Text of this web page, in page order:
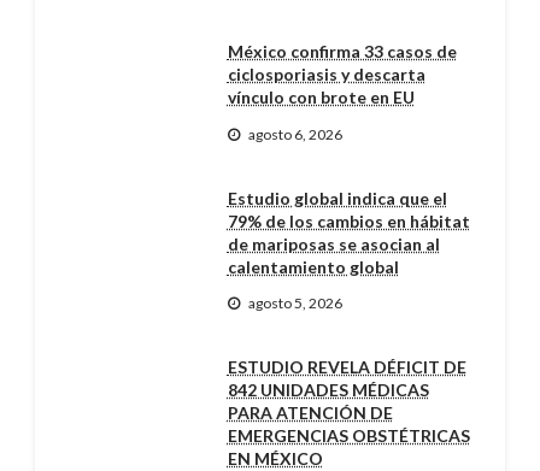
México confirma 33 casos de
ciclosporiasis y descarta
vínculo con brote en EU
agosto 6, 2026
Estudio global indica que el
79% de los cambios en hábitat
de mariposas se asocian al
calentamiento global
agosto 5, 2026
ESTUDIO REVELA DÉFICIT DE
842 UNIDADES MÉDICAS
PARA ATENCIÓN DE
EMERGENCIAS OBSTÉTRICAS
EN MÉXICO